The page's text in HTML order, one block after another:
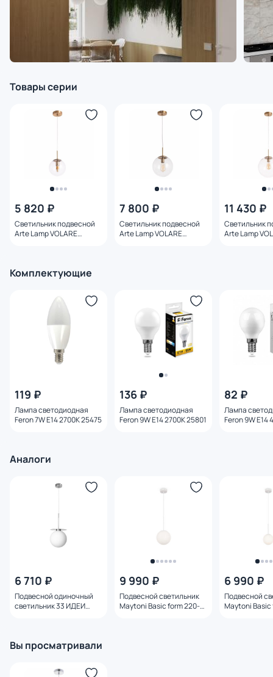
Товары серии
5 820 ₽
Светильник подвесной
Arte Lamp VOLARE
7 800 ₽
Светильник подвесной
Arte Lamp VOLARE
11 430 ₽
Светильник
Arte Lamp
Комплектующие
119 ₽
Лампа светодиодная
Feron 7W E14 2700K 25475
136 ₽
Лампа светодиодная
Feron 9W E14 2700K 25801
82 ₽
Лампа
Feron 9W E14
Аналоги
6 710 ₽
Подвесной одиночный
светильник 33 ИДЕИ
9 990 ₽
Подвесной светильник
Maytoni Basic form 220-
6 990 ₽
Подвесной
Maytoni Basic
Вы просматривали